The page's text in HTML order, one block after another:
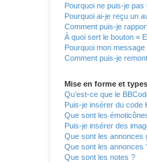
Pourquoi ne puis-je
Pourquoi ai-je reçu un
Comment puis-je
À quoi sert le bouton «
Pourquoi mon
Comment puis-je
Mise en forme et
Qu’est-ce que le
Puis-je insérer du code
Que sont les
Puis-je insérer des
Que sont les annonces
Que sont les annonces
Que sont les notes ?